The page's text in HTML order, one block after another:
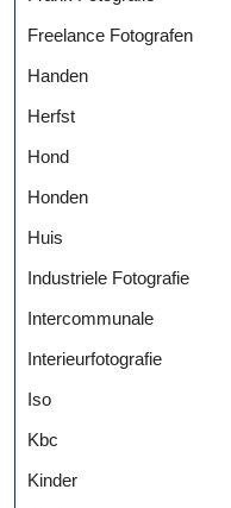
Freelance Fotografen
Handen
Herfst
Hond
Honden
Huis
Industriele Fotografie
Intercommunale
Interieurfotografie
Iso
Kbc
Kinder